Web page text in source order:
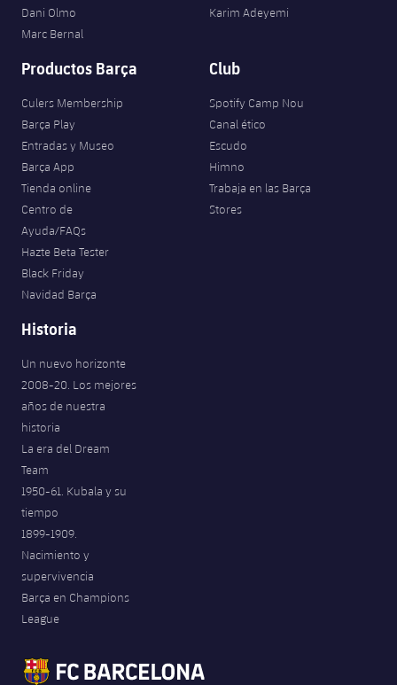
Dani Olmo
Marc Bernal
Karim Adeyemi
Productos Barça
Culers Membership
Barça Play
Entradas y Museo
Barça App
Tienda online
Centro de
Ayuda/FAQs
Hazte Beta Tester
Black Friday
Navidad Barça
Club
Spotify Camp Nou
Canal ético
Escudo
Himno
Trabaja en las Barça
Stores
Historia
Un nuevo horizonte
2008-20. Los mejores
años de nuestra
historia
La era del Dream
Team
1950-61. Kubala y su
tiempo
1899-1909.
Nacimiento y
supervivencia
Barça en Champions
League